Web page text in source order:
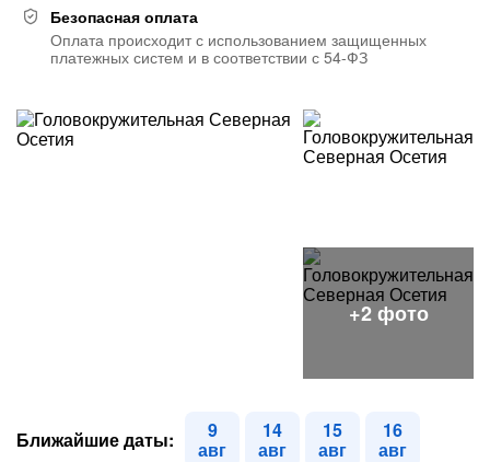
Безопасная оплата
Оплата происходит с использованием защищенных
платежных систем и в соответствии с 54-ФЗ
Ближайшие даты: 9
авг
14
авг
15
авг
16
авг